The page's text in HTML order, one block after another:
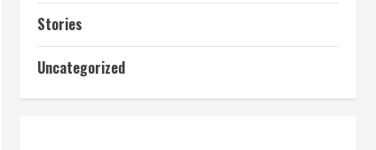
Stories
Uncategorized
आज शाम तक गणना प्रपत्र बीएलओ